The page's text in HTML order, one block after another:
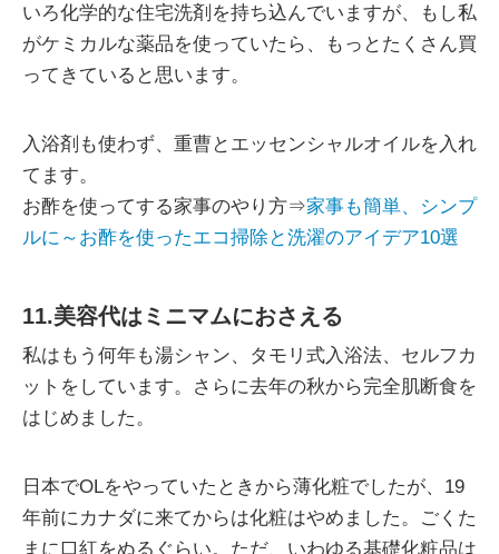
いろ化学的な住宅洗剤を持ち込んでいますが、もし私
がケミカルな薬品を使っていたら、もっとたくさん買
ってきていると思います。
入浴剤も使わず、重曹とエッセンシャルオイルを入れ
てます。
お酢を使ってする家事のやり方⇒家事も簡単、シンプ
ルに～お酢を使ったエコ掃除と洗濯のアイデア10選
11.美容代はミニマムにおさえる
私はもう何年も湯シャン、タモリ式入浴法、セルフカ
ットをしています。さらに去年の秋から完全肌断食を
はじめました。
日本でOLをやっていたときから薄化粧でしたが、19
年前にカナダに来てからは化粧はやめました。ごくた
まに口紅をぬるぐらい。ただ、いわゆる基礎化粧品は